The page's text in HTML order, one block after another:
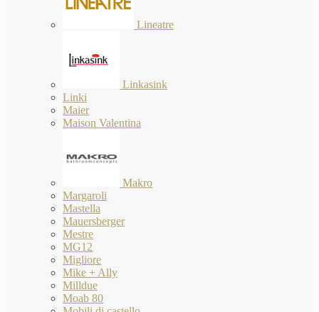
Lineatre
Linkasink
Linki
Maier
Maison Valentina
Makro
Margaroli
Mastella
Mauersberger
Mestre
MG12
Migliore
Mike + Ally
Milldue
Moab 80